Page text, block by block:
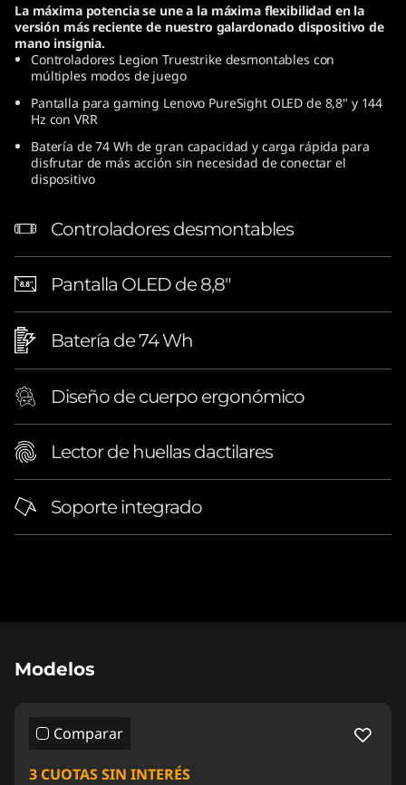
La máxima potencia se une a la máxima flexibilidad en la
versión más reciente de nuestro galardonado dispositivo de
mano insignia.
Controladores Legion Truestrike desmontables con
múltiples modos de juego
Pantalla para gaming Lenovo PureSight OLED de 8,8" y 144
Hz con VRR
Batería de 74 Wh de gran capacidad y carga rápida para
disfrutar de más acción sin necesidad de conectar el
dispositivo
Controladores desmontables
Pantalla OLED de 8,8"
Batería de 74 Wh
Diseño de cuerpo ergonómico
Lector de huellas dactilares
Soporte integrado
Modelos
Comparar
3 CUOTAS SIN INTERÉS